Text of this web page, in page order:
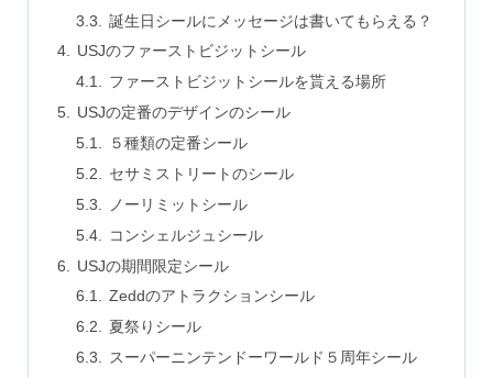
誕生日シールにメッセージは書いてもらえる？
USJのファーストビジットシール
ファーストビジットシールを貰える場所
USJの定番のデザインのシール
５種類の定番シール
セサミストリートのシール
ノーリミットシール
コンシェルジュシール
USJの期間限定シール
Zeddのアトラクションシール
夏祭りシール
スーパーニンテンドーワールド５周年シール